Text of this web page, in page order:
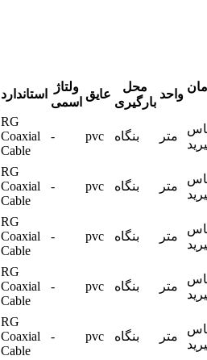
استاندارد
ولتاژ
اسمی
عایق
محل
بارگیری
واحد
RG
Coaxial
Cable
- pvc بنگاه متر
RG
Coaxial
Cable
- pvc بنگاه متر
RG
Coaxial
Cable
- pvc بنگاه متر
RG
Coaxial
Cable
- pvc بنگاه متر
RG
Coaxial
Cable
- pvc بنگاه متر